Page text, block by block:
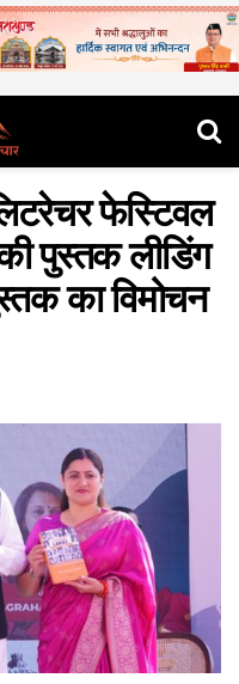
फेस्टिवल
पुस्तक लीडिंग
का विमोचन